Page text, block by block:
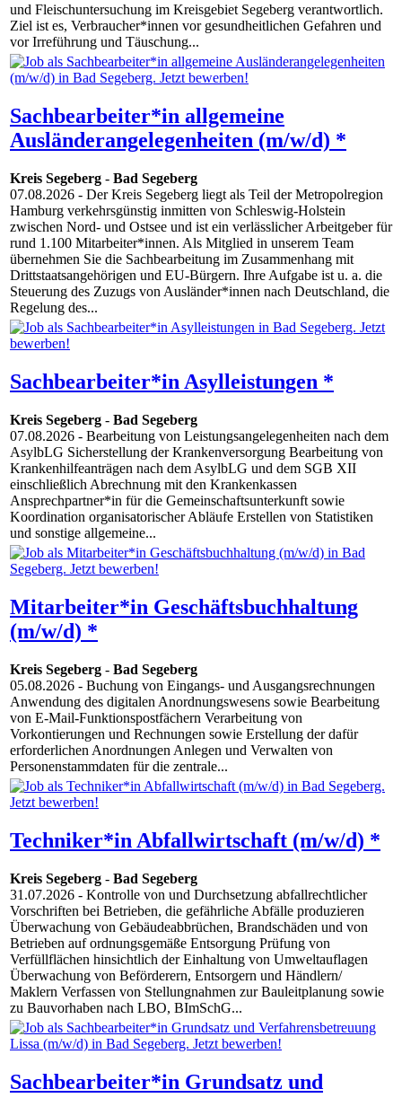
und Fleischuntersuchung im Kreisgebiet Segeberg verantwortlich.
Ziel ist es, Verbraucher*innen vor gesundheitlichen Gefahren und
vor Irreführung und Täuschung...
Sachbearbeiter*in allgemeine
Ausländerangelegenheiten (m/w/d) *
Kreis Segeberg - Bad Segeberg
07.08.2026 - Der Kreis Segeberg liegt als Teil der Metropolregion
Hamburg verkehrsgünstig inmitten von Schleswig-Holstein
zwischen Nord- und Ostsee und ist ein verlässlicher Arbeitgeber für
rund 1.100 Mitarbeiter*innen. Als Mitglied in unserem Team
übernehmen Sie die Sachbearbeitung im Zusammenhang mit
Drittstaatsangehörigen und EU-Bürgern. Ihre Aufgabe ist u. a. die
Steuerung des Zuzugs von Ausländer*innen nach Deutschland, die
Regelung des...
Sachbearbeiter*in Asylleistungen *
Kreis Segeberg - Bad Segeberg
07.08.2026 - Bearbeitung von Leistungsangelegenheiten nach dem
AsylbLG Sicherstellung der Krankenversorgung Bearbeitung von
Krankenhilfeanträgen nach dem AsylbLG und dem SGB XII
einschließlich Abrechnung mit den Krankenkassen
Ansprechpartner*in für die Gemeinschaftsunterkunft sowie
Koordination organisatorischer Abläufe Erstellen von Statistiken
und sonstige allgemeine...
Mitarbeiter*in Geschäftsbuchhaltung
(m/w/d) *
Kreis Segeberg - Bad Segeberg
05.08.2026 - Buchung von Eingangs- und Ausgangsrechnungen
Anwendung des digitalen Anordnungswesens sowie Bearbeitung
von E-Mail-Funktionspostfächern Verarbeitung von
Vorkontierungen und Rechnungen sowie Erstellung der dafür
erforderlichen Anordnungen Anlegen und Verwalten von
Personenstammdaten für die zentrale...
Techniker*in Abfallwirtschaft (m/w/d) *
Kreis Segeberg - Bad Segeberg
31.07.2026 - Kontrolle von und Durchsetzung abfallrechtlicher
Vorschriften bei Betrieben, die gefährliche Abfälle produzieren
Überwachung von Gebäudeabbrüchen, Brandschäden und von
Betrieben auf ordnungsgemäße Entsorgung Prüfung von
Verfüllflächen hinsichtlich der Einhaltung von Umweltauflagen
Überwachung von Beförderern, Entsorgern und Händlern/
Maklern Verfassen von Stellungnahmen zur Bauleitplanung sowie
zu Bauvorhaben nach LBO, BImSchG...
Sachbearbeiter*in Grundsatz und